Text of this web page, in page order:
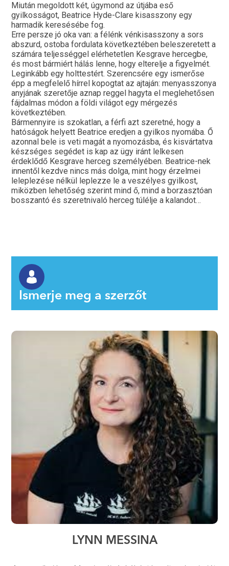
Miután megoldott két, úgymond az útjába eső
gyilkosságot, Beatrice Hyde-Clare kisasszony egy
harmadik keresésébe fog.
Erre persze jó oka van: a félénk vénkisasszony a sors
abszurd, ostoba fordulata következtében beleszeretett a
számára teljességgel elérhetetlen Kesgrave hercegbe,
és most bármiért hálás lenne, hogy elterelje a figyelmét.
Leginkább egy holttestért. Szerencsére egy ismerőse
épp a megfelelő hírrel kopogtat az ajtaján: menyasszonya
anyjának szeretője aznap reggel hagyta el meglehetősen
fájdalmas módon a földi világot egy mérgezés
következtében.
Bármennyire is szokatlan, a férfi azt szeretné, hogy a
hatóságok helyett Beatrice eredjen a gyilkos nyomába. Ő
azonnal bele is veti magát a nyomozásba, és kisvártatva
készséges segédet is kap az ügy iránt lelkesen
érdeklődő Kesgrave herceg személyében. Beatrice-nek
innentől kezdve nincs más dolga, mint hogy érzelmei
leleplezése nélkül leplezze le a veszélyes gyilkost,
miközben lehetőség szerint mind ő, mind a borzasztóan
bosszantó és szeretnivaló herceg túlélje a kalandot…
Ismerje meg a szerzőt
LYNN MESSINA